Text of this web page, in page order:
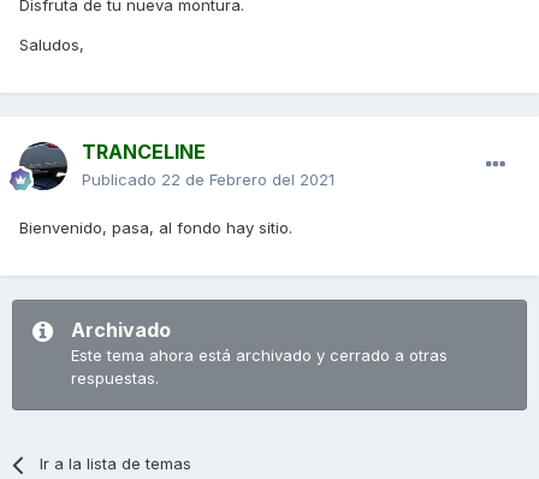
Disfruta de tu nueva montura.
Saludos,
TRANCELINE
Publicado 22 de Febrero del 2021
Bienvenido, pasa, al fondo hay sitio.
Archivado
Este tema ahora está archivado y cerrado a otras
respuestas.
Ir a la lista de temas